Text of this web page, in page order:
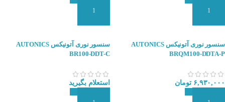
سنسور نوری آتونیکس AUTONICS
BRQM100-DDTA-P
۶,۹۳۰,۰۰۰ تومان
سنسور نوری آتونیکس AUTONICS
BR100-DDT-C
استعلام بگیرید